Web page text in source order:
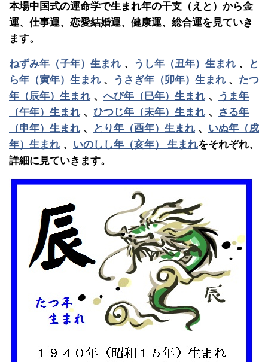
本場中国式の運命学で生まれ年の干支（えと）から金
運、仕事運、恋愛結婚運、健康運、総合運を見ていき
ます。
ねずみ年（子年）生まれ 、 うし年（丑年）生まれ 、
と
ら年（寅年）生まれ 、 うさぎ年（卯年）生まれ 、 たつ
年（辰年）生まれ 、 へび年（巳年）生まれ 、
うま年
（午年）生まれ 、 ひつじ年（未年）生まれ 、
さる年
（申年）生まれ 、 とり年（酉年）生まれ 、 いぬ年（戌
年）生まれ 、 いのしし年（亥年） 生まれをそれぞれ、
詳細に見ていきます。